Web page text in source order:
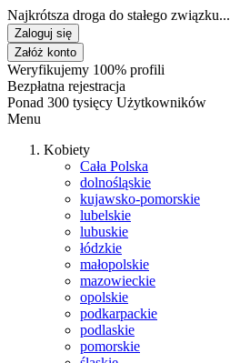
Najkrótsza droga do stałego związku...
Zaloguj się
Załóż konto
Weryfikujemy 100% profili
Bezpłatna rejestracja
Ponad 300 tysięcy Użytkowników
Menu
Kobiety
Cała Polska
dolnośląskie
kujawsko-pomorskie
lubelskie
lubuskie
łódzkie
małopolskie
mazowieckie
opolskie
podkarpackie
podlaskie
pomorskie